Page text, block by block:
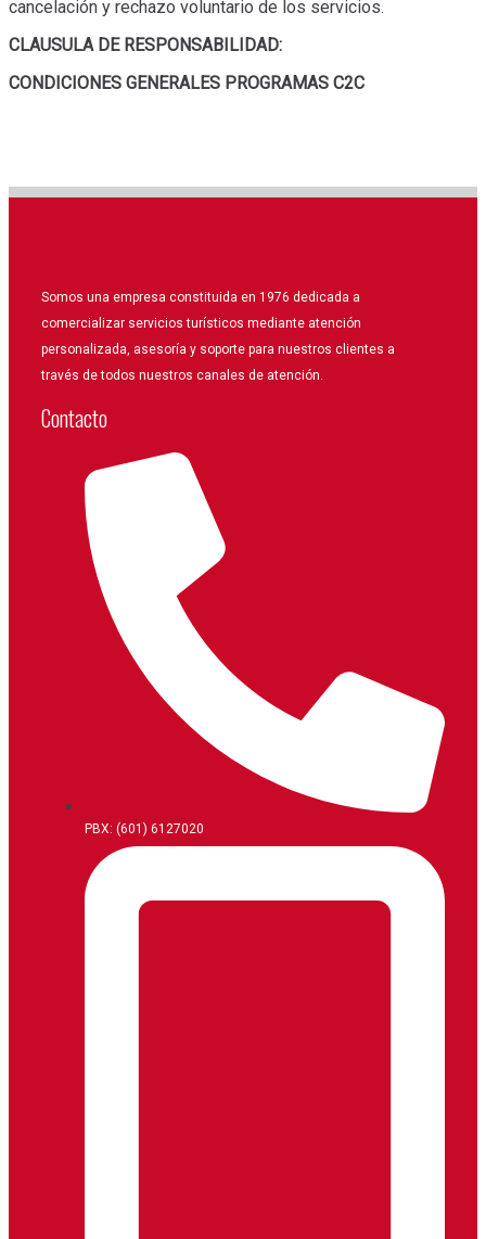
cancelación y rechazo voluntario de los servicios.
CLAUSULA DE RESPONSABILIDAD:
CONDICIONES GENERALES PROGRAMAS C2C
Somos una empresa constituida en 1976 dedicada a
comercializar servicios turísticos mediante atención
personalizada, asesoría y soporte para nuestros clientes a
través de todos nuestros canales de atención.
Contacto
PBX: (601) 6127020